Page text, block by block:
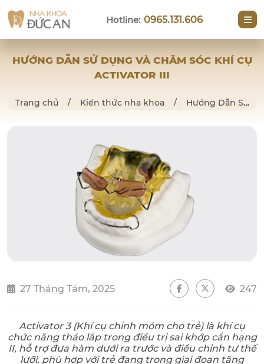
Hotline: 0965.131.606
HƯỚNG DẪN SỬ DỤNG VÀ CHĂM SÓC KHÍ CỤ
ACTIVATOR III
Trang chủ / Kiến thức nha khoa /
Hướng Dẫn Sử
Dụng Và Chăm Sóc Khí Cụ Activator III
27 Tháng Tám, 2025 247
Activator 3 (Khí cụ chỉnh móm cho trẻ) là khí cụ
chức năng tháo lắp trong điều trị sai khớp cắn hạng
II, hỗ trợ đưa hàm dưới ra trước và điều chỉnh tư thế
lưỡi, phù hợp với trẻ đang trong giai đoạn tăng